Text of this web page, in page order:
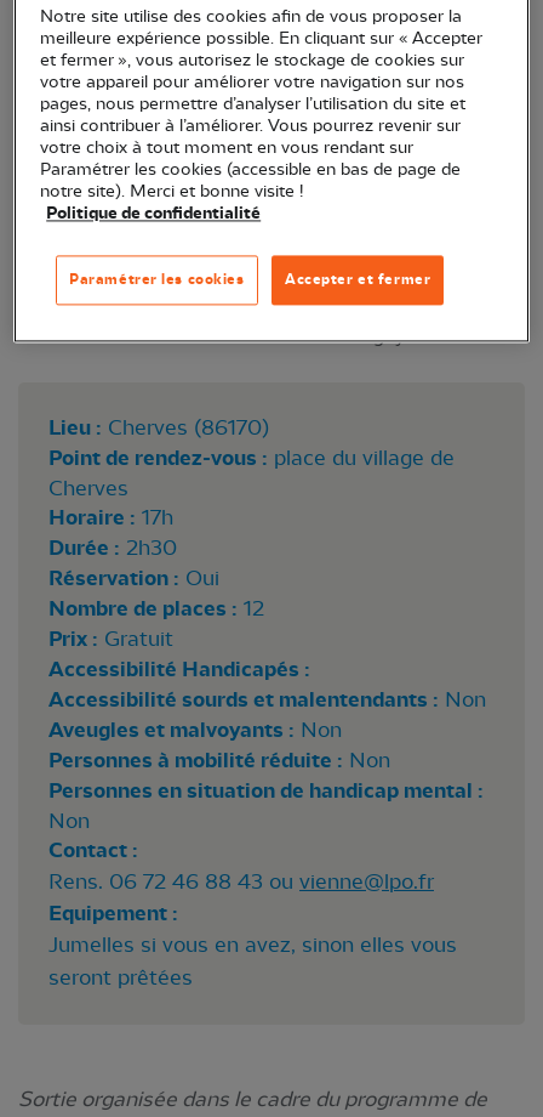
quelques couples subsistent encore dans le
département.
Courlis cendré © Hervé Broguy
Lieu : Cherves (86170)
Point de rendez-vous : place du village de
Cherves
Horaire : 17h
Durée : 2h30
Réservation : Oui
Nombre de places : 12
Prix : Gratuit
Accessibilité Handicapés :
Accessibilité sourds et malentendants : Non
Aveugles et malvoyants : Non
Personnes à mobilité réduite : Non
Personnes en situation de handicap mental :
Non
Contact :
Rens. 06 72 46 88 43 ou vienne@lpo.fr
Equipement :
Jumelles si vous en avez, sinon elles vous
seront prêtées
Sortie organisée dans le cadre du programme de
Notre site utilise des cookies afin de vous proposer la
meilleure expérience possible. En cliquant sur « Accepter
et fermer », vous autorisez le stockage de cookies sur
votre appareil pour améliorer votre navigation sur nos
pages, nous permettre d’analyser l’utilisation du site et
ainsi contribuer à l’améliorer. Vous pourrez revenir sur
votre choix à tout moment en vous rendant sur
Paramétrer les cookies (accessible en bas de page de
notre site). Merci et bonne visite !
Politique de confidentialité
Accepter et fermer
Paramétrer les cookies